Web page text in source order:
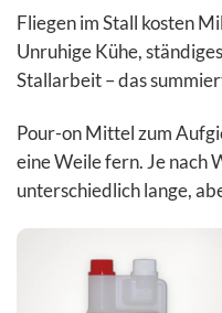
Fliegen im Stall kosten
Unruhige Kühe,
Stallarbeit – das
Pour-on Mittel zum
eine Weile fern. Je nach
unterschiedlich lange,